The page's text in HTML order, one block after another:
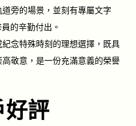
旁的場景，並刻有專屬文字
的辛勤付出。
念特殊時刻的理想選擇，既具
敬意，是一份充滿意義的榮譽
評